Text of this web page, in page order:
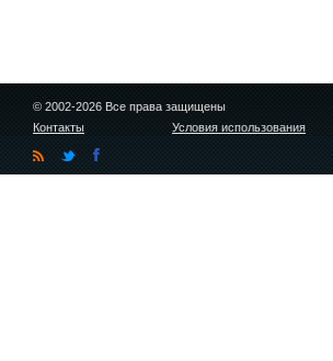
© 2002-2026 Все права защищены
Контакты
Условия использования